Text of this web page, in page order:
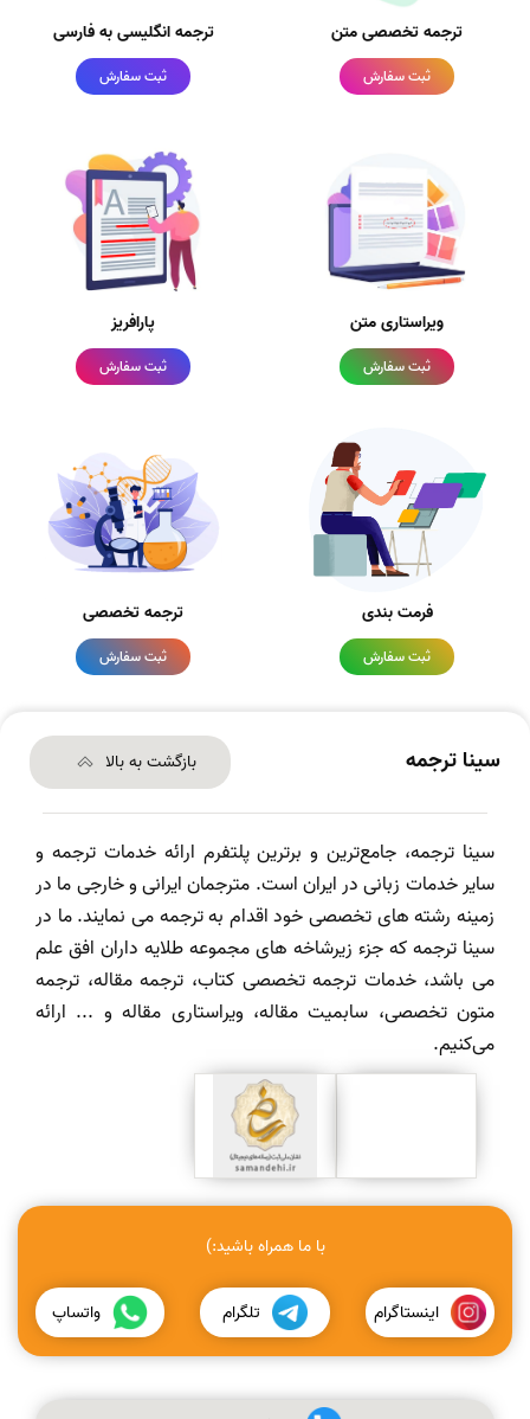
ترجمه تخصصی متن
ثبت سفارش
ترجمه انگلیسی به فارسی
ثبت سفارش
ویراستاری متن
ثبت سفارش
پارافریز
ثبت سفارش
فرمت بندی
ثبت سفارش
ترجمه تخصصی
ثبت سفارش
سینا ترجمه بازگشت به بالا
سینا ترجمه، جامع‌ترین و برترین پلتفرم ارائه خدمات ترجمه و
سایر خدمات زبانی در ایران است. مترجمان ایرانی و خارجی ما در
زمینه رشته های تخصصی خود اقدام به ترجمه می نمایند. ما در
سینا ترجمه که جزء زیرشاخه های مجموعه طلایه داران افق علم
می باشد، خدمات ترجمه تخصصی کتاب، ترجمه مقاله، ترجمه
متون تخصصی، سابمیت مقاله، ویراستاری مقاله و ... ارائه
می‌کنیم.
با ما همراه باشید:)
اینستاگرام تلگرام واتساپ